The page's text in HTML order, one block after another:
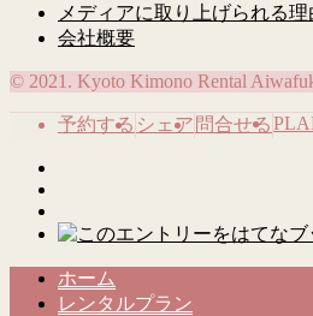
メディアに取り上げられる理
会社概要
© 2021. Kyoto Kimono Rental
予約する シェア 問合せる
ホーム
レンタルプラン